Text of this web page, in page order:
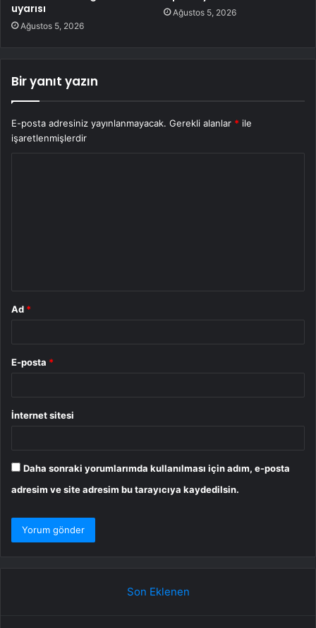
uyarısı
Ağustos 5, 2026
Ağustos 5, 2026
Bir yanıt yazın
E-posta adresiniz yayınlanmayacak. Gerekli alanlar * ile
işaretlenmişlerdir
Ad *
E-posta *
İnternet sitesi
Daha sonraki yorumlarımda kullanılması için adım, e-posta
adresim ve site adresim bu tarayıcıya kaydedilsin.
Son Eklenen